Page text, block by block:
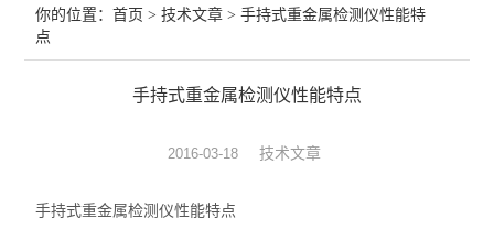
RoHS仪器维修
硅油涂布量测厚仪
XRF分析仪
你的位置：首页 >技术文章 > 手持式重金属检测仪性能特
点
手持式重金属检测仪性能特点
2016-03-18 技术文章
手持式重金属检测仪性能特点